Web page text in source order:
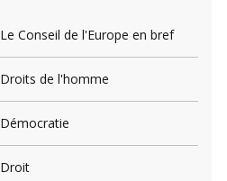
Le Conseil de l'Europe en bref
Droits de l'homme
Démocratie
Droit